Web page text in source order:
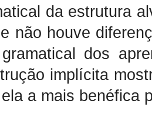
da estrutura
não houve
gramatical dos
implícita
a mais benéfica